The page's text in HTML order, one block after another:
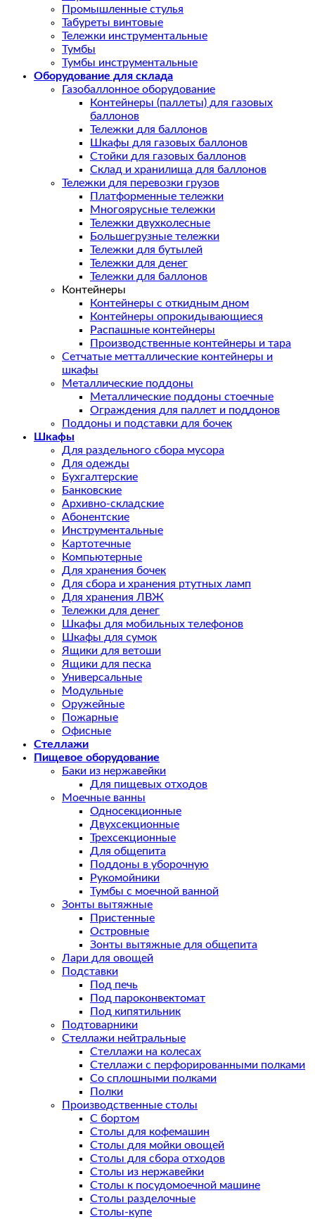
Промышленные стулья
Табуреты винтовые
Тележки инструментальные
Тумбы
Тумбы инструментальные
Оборудование для склада
Газобаллонное оборудование
Контейнеры (паллеты) для газовых
баллонов
Тележки для баллонов
Шкафы для газовых баллонов
Стойки для газовых баллонов
Склад и хранилища для баллонов
Тележки для перевозки грузов
Платформенные тележки
Многоярусные тележки
Тележки двухколесные
Большегрузные тележки
Тележки для бутылей
Тележки для денег
Тележки для баллонов
Контейнеры
Контейнеры с откидным дном
Контейнеры опрокидывающиеся
Распашные контейнеры
Производственные контейнеры и тара
Сетчатые метталлические контейнеры и
шкафы
Металлические поддоны
Металлические поддоны стоечные
Ограждения для паллет и поддонов
Поддоны и подставки для бочек
Шкафы
Для раздельного сбора мусора
Для одежды
Бухгалтерские
Банковские
Архивно-складские
Абонентские
Инструментальные
Картотечные
Компьютерные
Для хранения бочек
Для сбора и хранения ртутных ламп
Для хранения ЛВЖ
Тележки для денег
Шкафы для мобильных телефонов
Шкафы для сумок
Ящики для ветоши
Ящики для песка
Универсальные
Модульные
Оружейные
Пожарные
Офисные
Стеллажи
Пищевое оборудование
Баки из нержавейки
Для пищевых отходов
Моечные ванны
Односекционные
Двухсекционные
Трехсекционные
Для общепита
Поддоны в уборочную
Рукомойники
Тумбы с моечной ванной
Зонты вытяжные
Пристенные
Островные
Зонты вытяжные для общепита
Лари для овощей
Подставки
Под печь
Под пароконвектомат
Под кипятильник
Подтоварники
Стеллажи нейтральные
Стеллажи на колесах
Стеллажи с перфорированными полками
Со сплошными полками
Полки
Производственные столы
С бортом
Столы для кофемашин
Столы для мойки овощей
Столы для сбора отходов
Столы из нержавейки
Столы к посудомоечной машине
Столы разделочные
Столы-купе